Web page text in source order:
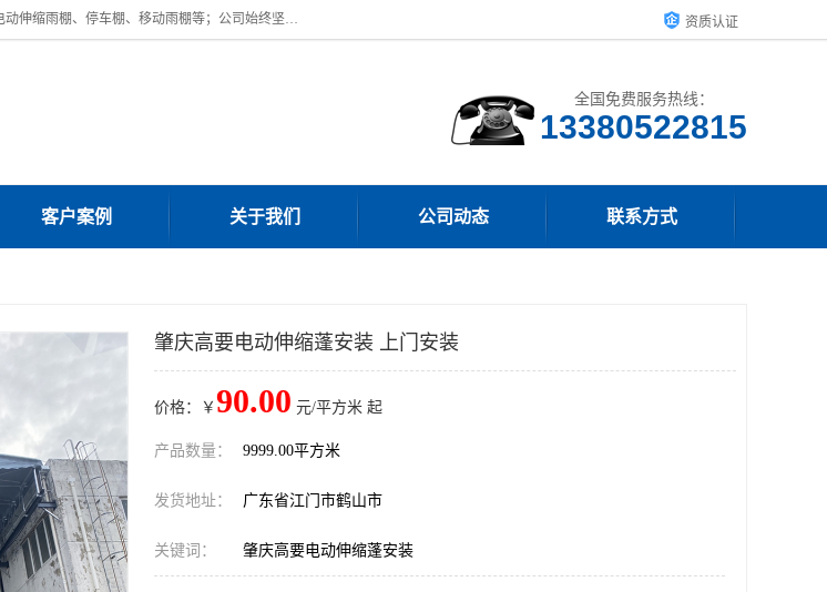
广东鼎新钢结构工程有限公司是一家制作大型电动雨棚厂家;主营：电动推拉雨棚、厂房过道雨棚、电动伸缩雨棚、停车棚、移动雨棚等；公司始终坚持结构创新,品质优越,美观形象,且售后服务好。公司充分吸纳当今休闲用品的前端技术和风格,为您带来质价相宜,时尚典雅的各种户外用品, 资质认证
全国免费服务热线：
13380522815
客户案例 关于我们 公司动态 联系方式
肇庆高要电动伸缩蓬安装 上门安装
价格：￥ 90.00 元/平方米 起
产品数量： 9999.00平方米
发货地址： 广东省江门市鹤山市
关键词： 肇庆高要电动伸缩蓬安装